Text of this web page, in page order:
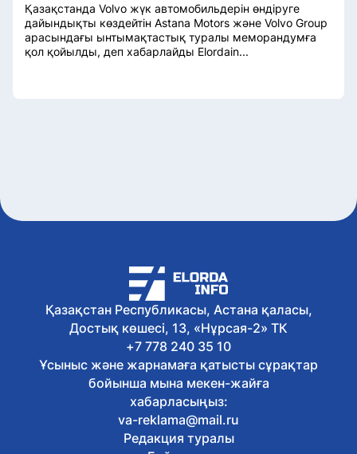
Қазақстанда Volvo жүк автомобильдерін өндіруге
дайындықты көздейтін Astana Motors және Volvo Group
арасындағы ынтымақтастық туралы меморандумға
қол қойылды, деп хабарлайды Elordain...
Қазақстан Республикасы, Астана қаласы,
Достық көшесі, 13, «Нұрсая-2» ТК
+7 778 240 35 10
Ұсыныс және жарнамаға қатысты сұрақтар
бойынша мына мекен-жайға
хабарласыңыз:
va-reklama@mail.ru
Редакция туралы